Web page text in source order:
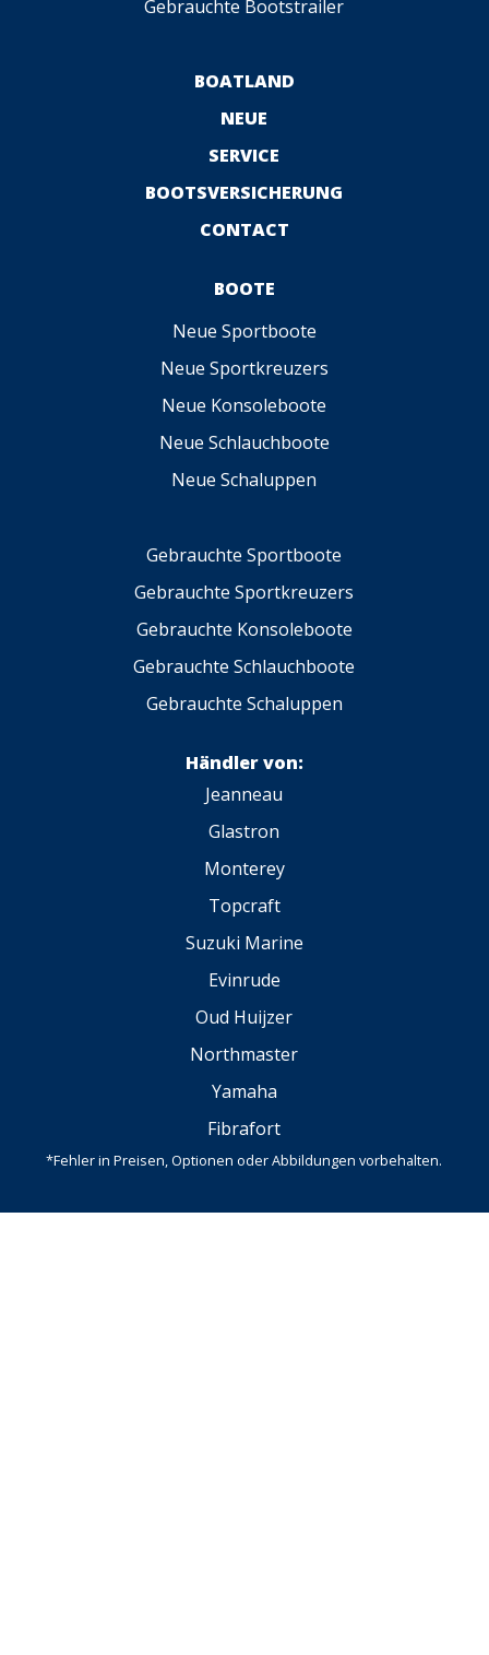
Gebrauchte Bootstrailer
BOATLAND
NEUE
SERVICE
BOOTSVERSICHERUNG
CONTACT
BOOTE
Neue Sportboote
Neue Sportkreuzers
Neue Konsoleboote
Neue Schlauchboote
Neue Schaluppen
Gebrauchte Sportboote
Gebrauchte Sportkreuzers
Gebrauchte Konsoleboote
Gebrauchte Schlauchboote
Gebrauchte Schaluppen
Händler von:
Jeanneau
Glastron
Monterey
Topcraft
Suzuki Marine
Evinrude
Oud Huijzer
Northmaster
Yamaha
Fibrafort
*Fehler in Preisen, Optionen oder Abbildungen vorbehalten.